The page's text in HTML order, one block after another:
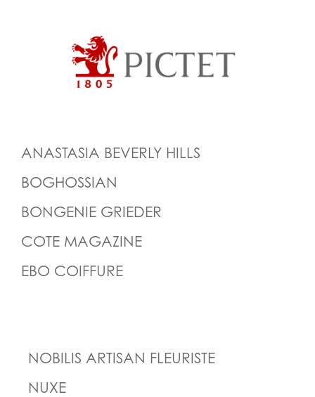
ANASTASIA BEVERLY HILLS
BOGHOSSIAN
BONGENIE GRIEDER
COTE MAGAZINE
EBO COIFFURE
NOBILIS ARTISAN FLEURISTE
NUXE